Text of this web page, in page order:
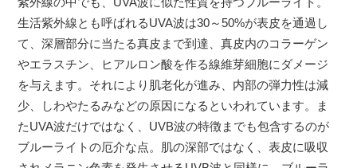
生活紫外線とも呼ばれるUVA波は30～50%が表皮を通過し
て、深層部分に当たる真皮まで到達、真皮内のコラーゲン
やエラスチン、ヒアルロン酸を作る線維芽細胞にダメージ
を与えます。それにより肌老化が進み、内部の弾力性は減
少、しわやたるみなどの原因になるといわれています。ま
たUVA波だけではなく、UVB波の特徴までも包含するのが
ブルーライトの厄介な点。肌の深部ではなく、表皮に吸収